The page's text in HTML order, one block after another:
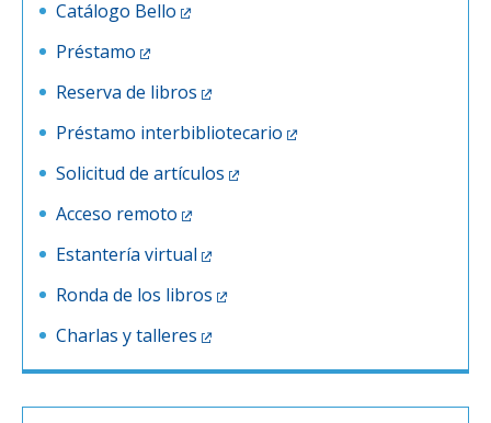
Catálogo Bello
Préstamo
Reserva de libros
Préstamo interbibliotecario
Solicitud de artículos
Acceso remoto
Estantería virtual
Ronda de los libros
Charlas y talleres